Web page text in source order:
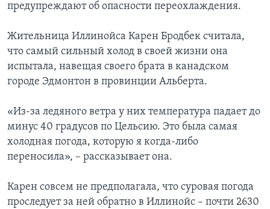
предупреждают об опасности переохлаждения.
Жительница Иллинойса Карен Бродбек считала,
что самый сильный холод в своей жизни она
испытала, навещая своего брата в канадском
городе Эдмонтон в провинции Альберта.
«Из-за ледяного ветра у них температура падает до
минус 40 градусов по Цельсию. Это была самая
холодная погода, которую я когда-либо
переносила», – рассказывает она.
Карен совсем не предполагала, что суровая погода
проследует за ней обратно в Иллинойс – почти 2630